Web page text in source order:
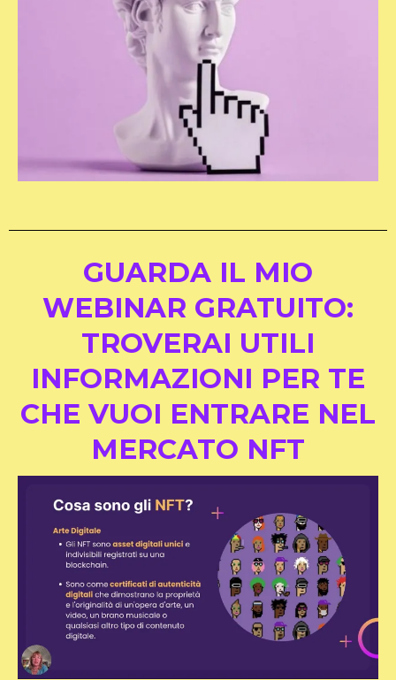
GUARDA IL MIO
WEBINAR GRATUITO:
TROVERAI UTILI
INFORMAZIONI PER TE
CHE VUOI ENTRARE NEL
MERCATO NFT